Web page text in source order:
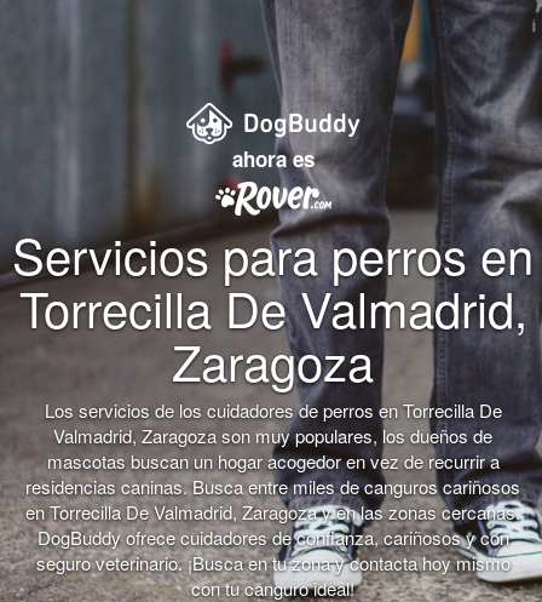
ahora es
Servicios para perros en
Torrecilla De Valmadrid,
Zaragoza
Los servicios de los cuidadores de perros en Torrecilla De
Valmadrid, Zaragoza son muy populares, los dueños de
mascotas buscan un hogar acogedor en vez de recurrir a
residencias caninas. Busca entre miles de canguros cariñosos
en Torrecilla De Valmadrid, Zaragoza y en las zonas cercanas.
DogBuddy ofrece cuidadores de confianza, cariñosos y con
seguro veterinario. ¡Busca en tu zona y contacta hoy mismo
con tu canguro ideal!